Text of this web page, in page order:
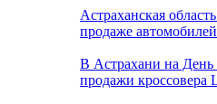
Астраханская
продаже автомобилей
В Астрахани на
продажи